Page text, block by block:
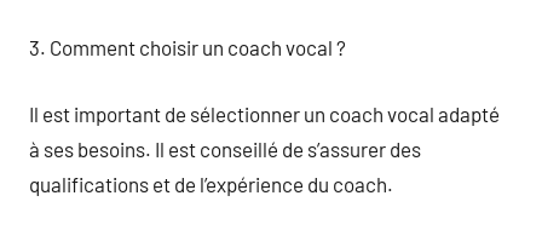
3. Comment choisir un coach vocal ?
Il est important de sélectionner un coach vocal adapté
à ses besoins. Il est conseillé de s’assurer des
qualifications et de l’expérience du coach.